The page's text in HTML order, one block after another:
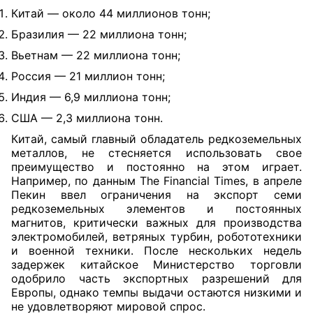
Китай — около 44 миллионов тонн;
Бразилия — 22 миллиона тонн;
Вьетнам — 22 миллиона тонн;
Россия — 21 миллион тонн;
Индия — 6,9 миллиона тонн;
США — 2,3 миллиона тонн.
Китай, самый главный обладатель редкоземельных
металлов, не стесняется использовать свое
преимущество и постоянно на этом играет.
Например, по данным The Financial Times, в апреле
Пекин ввел ограничения на экспорт семи
редкоземельных элементов и постоянных
магнитов, критически важных для производства
электромобилей, ветряных турбин, робототехники
и военной техники. После нескольких недель
задержек китайское Министерство торговли
одобрило часть экспортных разрешений для
Европы, однако темпы выдачи остаются низкими и
не удовлетворяют мировой спрос.